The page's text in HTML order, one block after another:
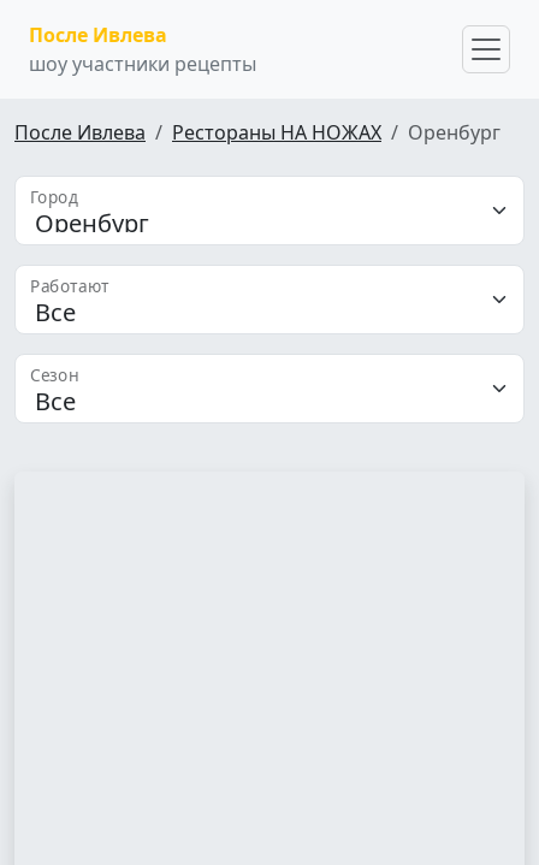
После Ивлева
шоу участники рецепты
После Ивлева Рестораны НА НОЖАХ Оренбург
Город
Работают
Сезон